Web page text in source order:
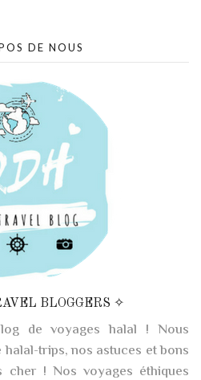
DE NOUS
BLOGGERS ✧
de voyages halal ! Nous
trips, nos astuces et bons
cher ! Nos voyages éthiques